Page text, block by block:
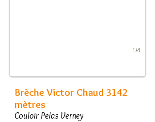
1/4
Brèche Victor Chaud 3142
mètres
Couloir Pelas Verney